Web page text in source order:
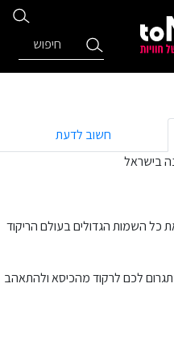
חשוב לדעת
בישראל
השמות הגדולים בעולם הריקוד
לכם לרקוד מהכיסא ולהתאהב